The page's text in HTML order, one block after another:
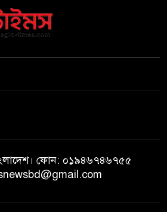
শ্রমিক ইউনিয়নের
ফোন: ০১৯৪৬৭৪৬৭৫৫